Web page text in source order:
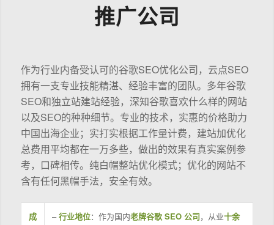
推广公司
作为行业内备受认可的谷歌SEO优化公司，云点SEO
拥有一支专业技能精湛、经验丰富的团队。多年谷歌
SEO和独立站建站经验，深知谷歌喜欢什么样的网站
以及SEO的种种细节。专业的技术，实惠的价格助力
中国出海企业；实打实根据工作量计费，建站加优化
总费用平均都在一万多些，做出的效果有真实案例参
考，口碑相传。纯白帽整站优化模式；优化的网站不
含有任何黑帽手法，安全有效。
成
–行业地位：作为国内老牌谷歌 SEO 公司，从业十余